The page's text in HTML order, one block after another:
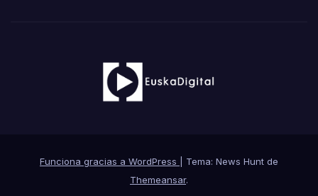
Funciona gracias a WordPress
Tema: News Hunt de
Themeansar.